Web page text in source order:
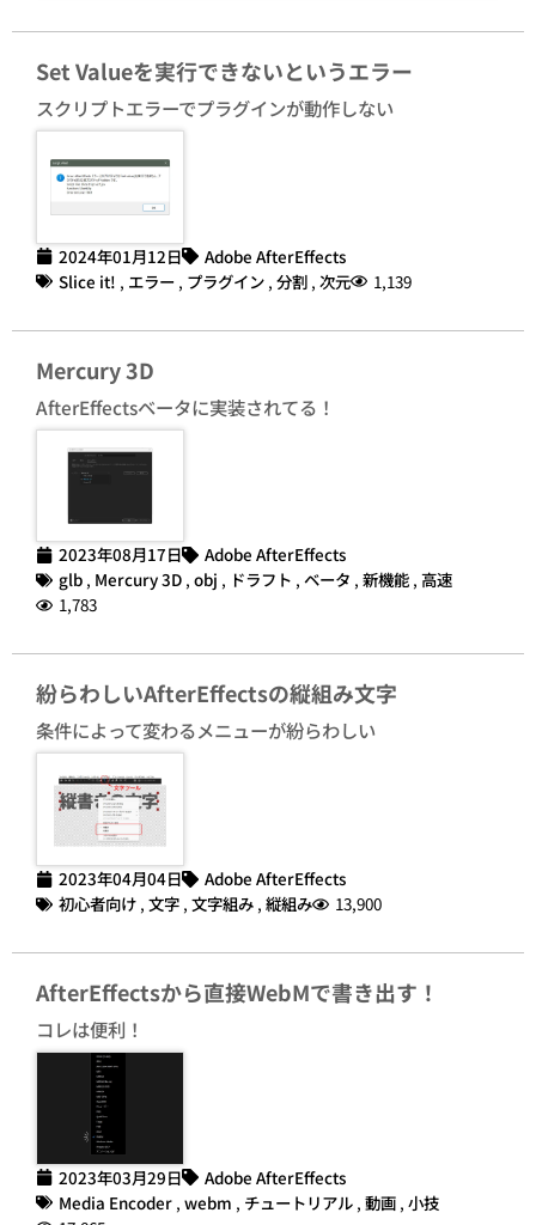
Set Valueを実行できないというエラー
スクリプトエラーでプラグインが動作しない
2024年01月12日
Adobe AfterEffects
Slice it! , エラー , プラグイン , 分割 , 次元 1,139
Mercury 3D
AfterEffectsベータに実装されてる！
2023年08月17日
Adobe AfterEffects
glb , Mercury 3D , obj , ドラフト , ベータ , 新機能 , 高速
1,783
紛らわしいAfterEffectsの縦組み文字
条件によって変わるメニューが紛らわしい
2023年04月04日
Adobe AfterEffects
初心者向け , 文字 , 文字組み , 縦組み 13,900
AfterEffectsから直接WebMで書き出す！
コレは便利！
2023年03月29日
Adobe AfterEffects
Media Encoder , webm , チュートリアル , 動画 , 小技